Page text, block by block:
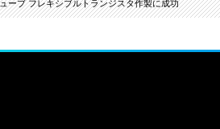
ーブ フレキシブルトランジスタ作製に成功